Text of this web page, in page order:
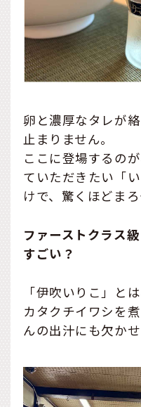
卵と濃厚なタレが
止まりません。
ここに登場するの
ていただきたい「
けで、驚くほどま
ファーストクラス
すごい？
「伊吹いりこ」と
カタクチイワシを
んの出汁にも欠かせ